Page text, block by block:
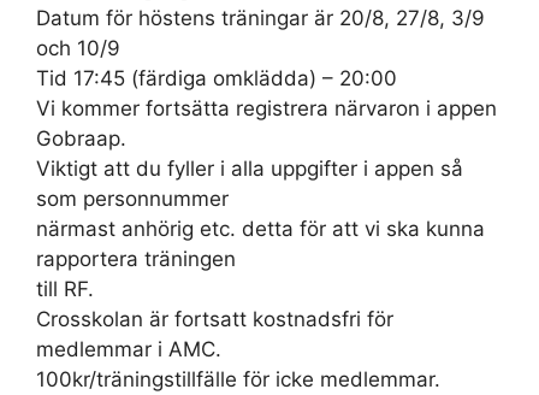
Datum för höstens träningar är 20/8, 27/8, 3/9
och 10/9
Tid 17:45 (färdiga omklädda) – 20:00
Vi kommer fortsätta registrera närvaron i appen
Gobraap.
Viktigt att du fyller i alla uppgifter i appen så
som personnummer
närmast anhörig etc. detta för att vi ska kunna
rapportera träningen
till RF.
Crosskolan är fortsatt kostnadsfri för
medlemmar i AMC.
100kr/träningstillfälle för icke medlemmar.